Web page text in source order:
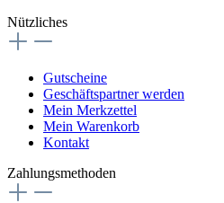
Nützliches
Gutscheine
Geschäftspartner werden
Mein Merkzettel
Mein Warenkorb
Kontakt
Zahlungsmethoden